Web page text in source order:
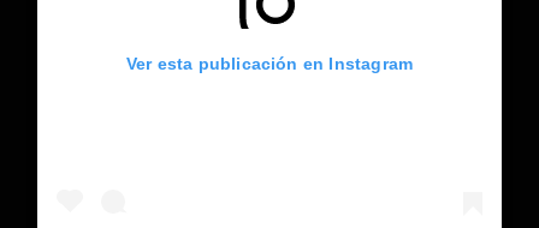
Ver esta publicación en Instagram